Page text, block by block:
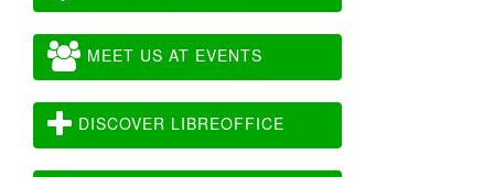
MEET US AT EVENTS
DISCOVER LIBREOFFICE